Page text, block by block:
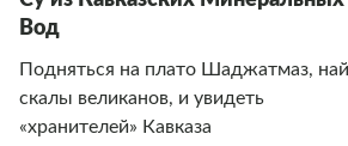
Вод
Подняться на плато Шаджатмаз,
скалы великанов, и увидеть
«хранителей» Кавказа